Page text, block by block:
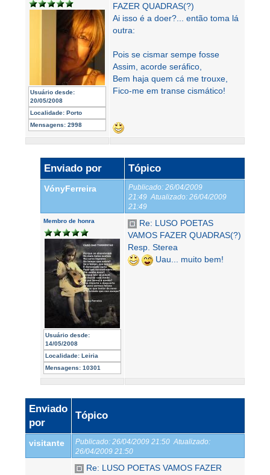
Usuário desde:
20/05/2008
Localidade: Porto
Mensagens: 2998
FAZER QUADRAS(?)
Ai isso é a doer?... então toma lá
outra:
Pois se cismar sempe fosse
Assim, acorde seráfico,
Bem haja quem cá me trouxe,
Fico-me em transe cismático!
Enviado por Tópico
VónyFerreira Publicado: 26/04/2009
21:49 Atualizado: 26/04/2009
21:49
Membro de honra
Usuário desde:
14/05/2008
Localidade: Leiria
Mensagens: 10301
Re: LUSO POETAS
VAMOS FAZER QUADRAS(?)
Resp. Sterea
Uau... muito bem!
Enviado
por
Tópico
visitante Publicado: 26/04/2009 21:50 Atualizado:
26/04/2009 21:50
Re: LUSO POETAS VAMOS FAZER